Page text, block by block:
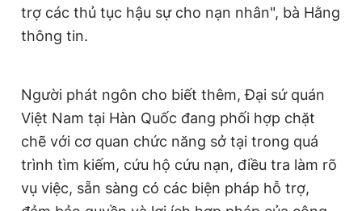
trợ các thủ tục hậu sự cho nạn nhân", bà Hằng
thông tin.
Người phát ngôn cho biết thêm, Đại sứ quán
Việt Nam tại Hàn Quốc đang phối hợp chặt
chẽ với cơ quan chức năng sở tại trong quá
trình tìm kiếm, cứu hộ cứu nạn, điều tra làm rõ
vụ việc, sẵn sàng có các biện pháp hỗ trợ,